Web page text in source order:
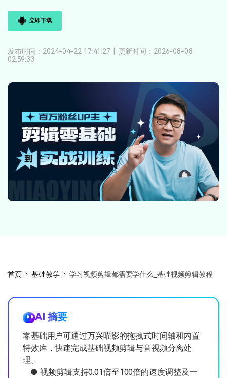
客服热线：
声音
产品信息
立即下载
发布时间：2024-04-22 17:41:27
更新时间：2026-08-08
02:59:33
首页 基础教学 学习视频剪辑都需要学什么_基础视频剪辑教程
AI 摘要
零基础用户可通过万兴喵影的拖拽式时间轴和内置
特效库，快速完成基础视频剪辑与音视频分离处
理。
● 视频剪辑支持0.01倍至100倍的速度调整及一